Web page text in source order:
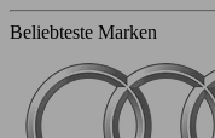
Beliebteste Marken